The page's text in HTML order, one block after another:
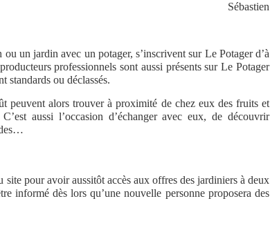
Sébastien
un jardin avec un potager, s’inscrivent sur Le Potager d’à
professionnels sont aussi présents sur Le Potager
standards ou déclassés.
peuvent alors trouver à proximité de chez eux des fruits et
aussi l’occasion d’échanger avec eux, de découvrir
pour avoir aussitôt accès aux offres des jardiniers à deux
informé dès lors qu’une nouvelle personne proposera des